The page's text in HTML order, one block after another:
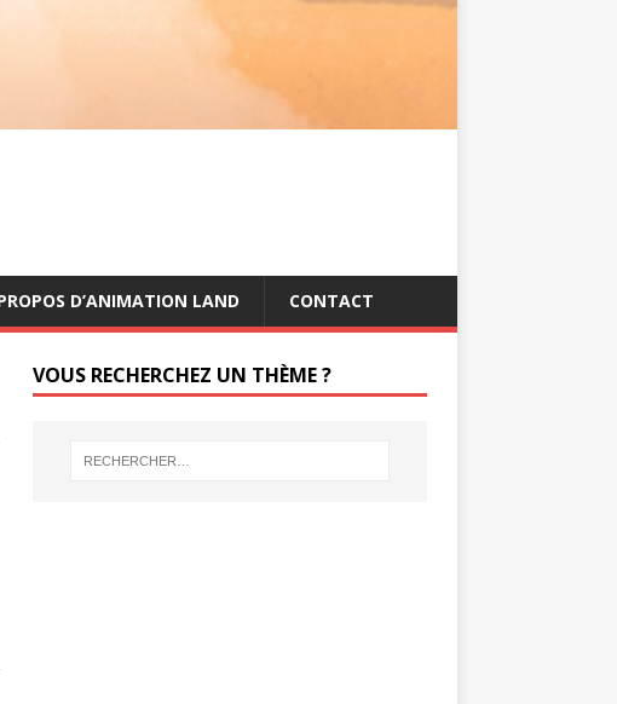
D’ANIMATION LAND CONTACT
VOUS RECHERCHEZ UN THÈME ?